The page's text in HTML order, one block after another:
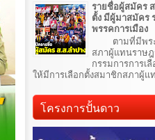
รายชื่อผู้สมัคร ส
ตั้ง มีผู้มาสมัคร
พรรคการเมือง
ตามที่มีพระ
สภาผู้แทนราษ
กรรมการการเ
ให้มีการเลือกตั้งสมาชิกสภาผู้แ
โครงการปั้นดาว